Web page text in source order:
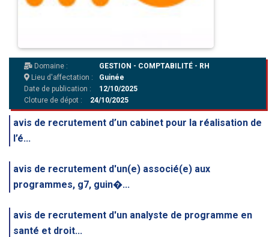
Domaine :
GESTION - COMPTABILITÉ - RH
Lieu d'affectation :
Guinée
Date de publication :
12/10/2025
Cloture de dépot :
24/10/2025
avis de recrutement d’un cabinet pour la réalisation de
l’é...
avis de recrutement d'un(e) associé(e) aux
programmes, g7, guin�...
avis de recrutement d'un analyste de programme en
santé et droit...